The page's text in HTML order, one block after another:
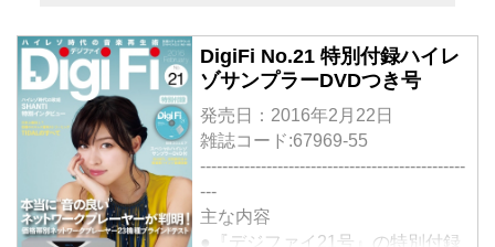
DigiFi No.21 特別付録ハイレ
ゾサンプラーDVDつき号
発売日：2016年2月22日
雑誌コード:67969-55
------------------------------------------------
---
主な内容
●『デジファイ21号』の特別付録